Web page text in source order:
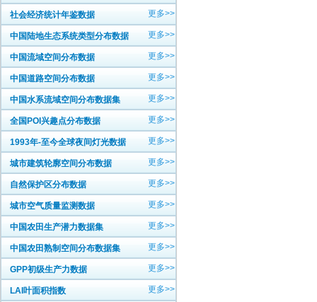
社会经济统计年鉴数据 更多>>
中国陆地生态系统类型分布数据 更多>>
中国流域空间分布数据 更多>>
中国道路空间分布数据 更多>>
中国水系流域空间分布数据集 更多>>
全国POI兴趣点分布数据 更多>>
1993年-至今全球夜间灯光数据 更多>>
城市建筑轮廓空间分布数据 更多>>
自然保护区分布数据 更多>>
城市空气质量监测数据 更多>>
中国农田生产潜力数据集 更多>>
中国农田熟制空间分布数据集 更多>>
GPP初级生产力数据 更多>>
LAI叶面积指数 更多>>